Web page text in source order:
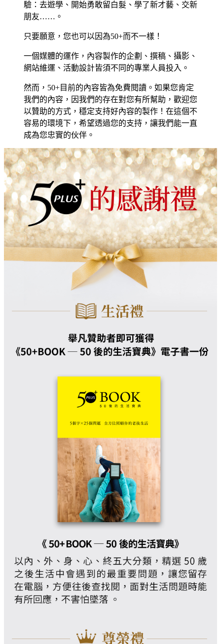
驗：去遊學、開始勇敢留白髮、學了新才藝、交新
朋友……。
只要願意，您也可以因為50+而不一樣！
一個媒體的運作，內容製作的企劃、撰稿、攝影、
網站維運、活動設計皆須不同的專業人員投入。
然而，50+目前的內容皆為免費閱讀。如果您肯定
我們的內容，因我們的存在對您有所幫助，歡迎您
以贊助的方式，穩定支持好內容的製作！在這個不
容易的環境下，希望透過您的支持，讓我們能一直
成為您忠實的伙伴。